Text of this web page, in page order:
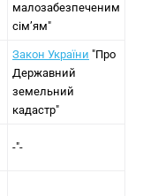
малозабезпеченим
сім’ям"
Закон України "Про
Державний
земельний
кадастр"
-"-